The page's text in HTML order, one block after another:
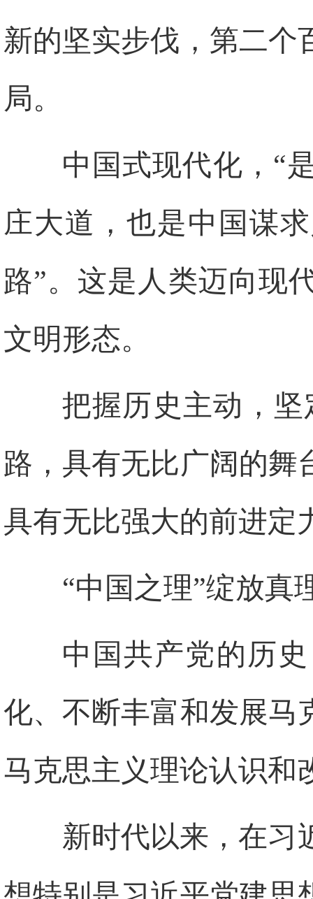
新的坚实步伐，第二个
局。
中国式现代化，“
庄大道，也是中国谋
路”。这是人类迈向现
文明形态。
把握历史主动，坚
路，具有无比广阔的舞
具有无比强大的前进定
“中国之理”绽放真
中国共产党的历
化、不断丰富和发展马
马克思主义理论认识和
新时代以来，在习